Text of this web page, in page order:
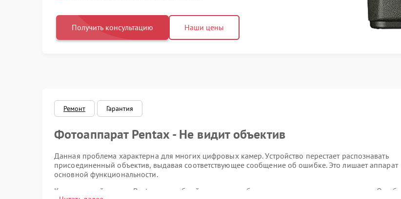
Получить консультацию Наши цены
Ремонт Гарантия
Фотоаппарат Pentax - Не видит объектив
Данная проблема характерна для многих цифровых камер. Устройство перестает распознавать
присоединенный объектив, выдавая соответствующее сообщение об ошибке. Это лишает аппарат
основной функциональности.
Качественный ремонт Pentax в подобной ситуации требует точного установления причины. Ошибка